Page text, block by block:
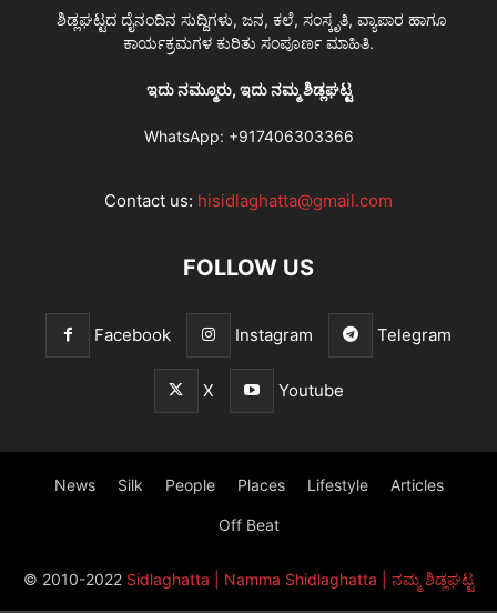
ಶಿಡ್ಲಘಟ್ಟದ ದೈನಂದಿನ ಸುದ್ದಿಗಳು, ಜನ, ಕಲೆ, ಸಂಸ್ಕೃತಿ, ವ್ಯಾಪಾರ ಹಾಗೂ
ಕಾರ್ಯಕ್ರಮಗಳ ಕುರಿತು ಸಂಪೂರ್ಣ ಮಾಹಿತಿ.
ಇದು ನಮ್ಮೂರು, ಇದು ನಮ್ಮ ಶಿಡ್ಲಘಟ್ಟ
WhatsApp: +917406303366
Contact us: hisidlaghatta@gmail.com
FOLLOW US
Facebook Instagram Telegram
X Youtube
News Silk People Places Lifestyle Articles
Off Beat
© 2010-2022 Sidlaghatta | Namma Shidlaghatta | ನಮ್ಮ ಶಿಡ್ಲಘಟ್ಟ